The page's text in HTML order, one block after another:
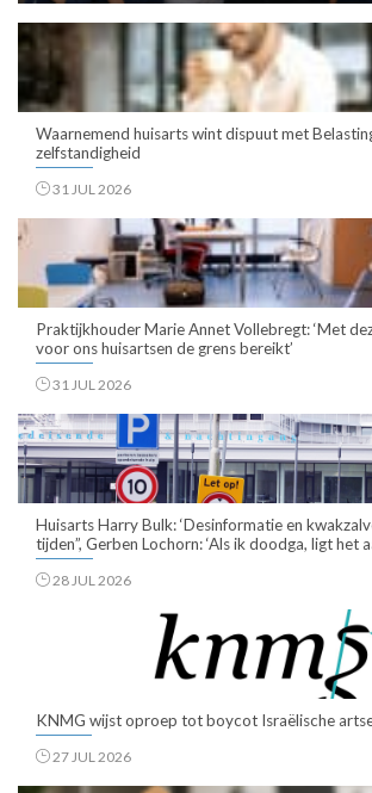
Waarnemend huisarts wint dispuut met
zelfstandigheid
31 JUL 2026
Praktijkhouder Marie Annet Vollebregt: ‘Met
voor ons huisartsen de grens bereikt’
31 JUL 2026
Huisarts Harry Bulk: ‘Desinformatie en
tijden”, Gerben Lochorn: ‘Als ik doodga, ligt het
28 JUL 2026
KNMG wijst oproep tot boycot Israëlische
27 JUL 2026